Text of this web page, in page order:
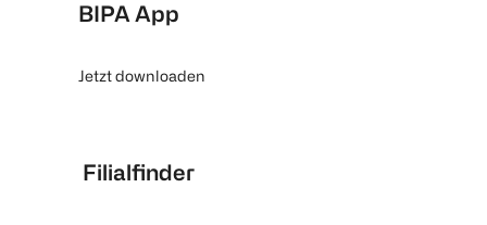
BIPA App
Jetzt downloaden
Filialfinder